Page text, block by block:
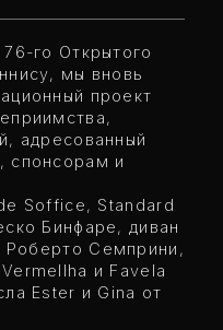
го Открытого
мы вновь
проект
адресованный
спонсорам и
Soffice, Standard
Бинфаре, диван
Роберто Семприни,
и Favela
Ester и Gina от